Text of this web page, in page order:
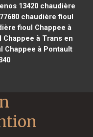
13420 chaudière
chaudière fioul
fioul Chappee à
à Trans en
Chappee à Pontault